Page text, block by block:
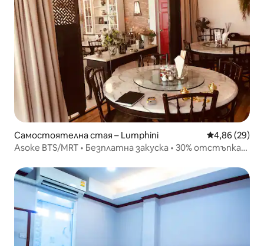
Самостоятелна стая – Lumphini Средна
4,86 (29)
Asoke BTS/MRT • Безплатна закуска • 30% отстъпка